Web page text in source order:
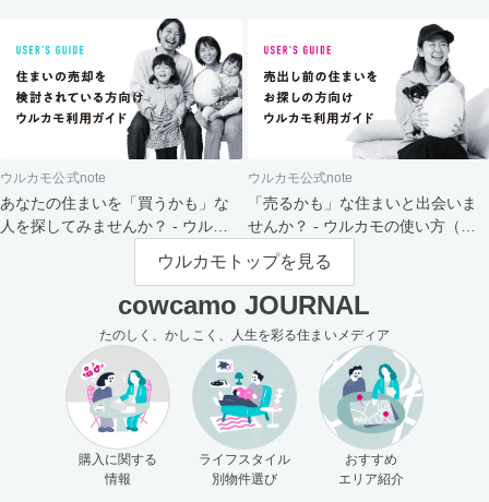
ウルカモ公式note
あなたの住まいを「買うかも」な
人を探してみませんか？ - ウルカ
ウルカモ公式note
「売るかも」な住まいと出会いま
せんか？ - ウルカモの使い方（買
主さま向け）
ウルカモトップを見る
cowcamo JOURNAL
たのしく、かしこく、人生を彩る住まいメディア
購入に関する
情報
ライフスタイル
別物件選び
おすすめ
エリア紹介